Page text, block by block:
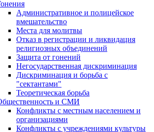
Административное и полицейское
вмешательство
Места для молитвы
Отказ в регистрации и ликвидация
религиозных объединений
Защита от гонений
Негосударственная дискриминация
Дискриминация и борьба с
"сектантами"
Теоретическая борьба
и СМИ
Конфликты с местным населением и
организациями
Конфликты с учреждениями культуры